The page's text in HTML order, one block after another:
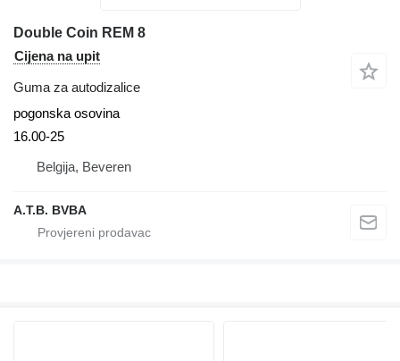
Double Coin REM 8
Cijena na upit
Guma za autodizalice
pogonska osovina
16.00-25
Belgija, Beveren
A.T.B. BVBA